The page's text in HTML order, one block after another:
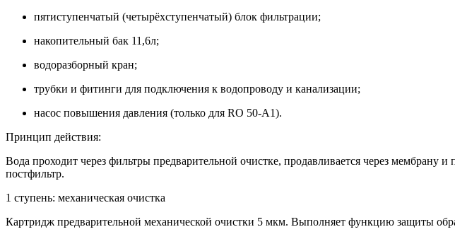
пятиступенчатый (четырёхступенчатый) блок фильтрации;
накопительный бак 11,6л;
водоразборный кран;
трубки и фитинги для подключения к водопроводу и канализации;
насос повышения давления (только для RO 50-A1).
Принцип действия:
Вода проходит через фильтры предварительной очистке, продавливается через
постфильтр.
1 ступень: механическая очистка
Картридж предварительной механической очистки 5 мкм. Выполняет функцию защиты